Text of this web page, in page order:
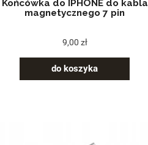
Końcówka do IPHONE do kabla
magnetycznego 7 pin
9,00 zł
do koszyka